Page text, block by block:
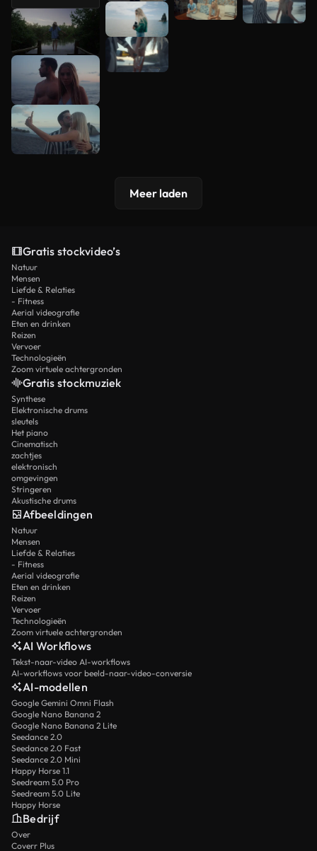
Meer laden
Gratis stockvideo’s
Natuur
Mensen
Liefde & Relaties
- Fitness
Aerial videografie
Eten en drinken
Reizen
Vervoer
Technologieën
Zoom virtuele achtergronden
Gratis stockmuziek
Synthese
Elektronische drums
sleutels
Het piano
Cinematisch
zachtjes
elektronisch
omgevingen
Stringeren
Akustische drums
Afbeeldingen
Natuur
Mensen
Liefde & Relaties
- Fitness
Aerial videografie
Eten en drinken
Reizen
Vervoer
Technologieën
Zoom virtuele achtergronden
AI Workflows
Tekst-naar-video AI-workflows
AI-workflows voor beeld-naar-video-conversie
AI-modellen
Google Gemini Omni Flash
Google Nano Banana 2
Google Nano Banana 2 Lite
Seedance 2.0
Seedance 2.0 Fast
Seedance 2.0 Mini
Happy Horse 1.1
Seedream 5.0 Pro
Seedream 5.0 Lite
Happy Horse
Bedrijf
Over
Coverr Plus